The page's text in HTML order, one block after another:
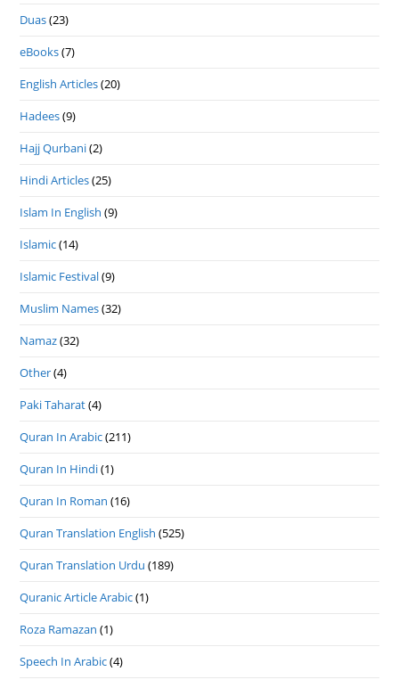
Duas(23)
eBooks(7)
English Articles(20)
Hadees(9)
Hajj Qurbani(2)
Hindi Articles(25)
Islam In English (9)
Islamic(14)
Islamic Festival(9)
Muslim Names(32)
Namaz(32)
Other(4)
Paki Taharat(4)
Quran In Arabic(211)
Quran In Hindi(1)
Quran In Roman (16)
Quran Translation English (525)
Quran Translation Urdu (189)
Quranic Article Arabic(1)
Roza Ramazan (1)
Speech In Arabic(4)